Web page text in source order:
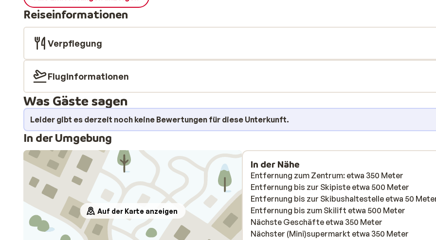
Reiseinformationen
Verpflegung
Fluginformationen
Was Gäste sagen
Leider gibt es derzeit noch keine Bewertungen für diese Unterkunft.
In der Umgebung
Auf der Karte anzeigen
In der Nähe
Entfernung zum Zentrum: etwa 350 Meter
Entfernung bis zur Skipiste etwa 500 Meter
Entfernung bis zur Skibushaltestelle etwa 50
Entfernung bis zum Skilift etwa 500 Meter
Nächste Geschäfte etwa 350 Meter
Nächster (Mini)supermarkt etwa 350 Meter